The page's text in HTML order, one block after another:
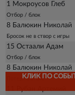
1 Мокроусов Глеб
Отбор / блок
8 Балюкин Николай
Бросок не в створ с игры
15 Остаали Адам
Отбор / блок
8 Балюкин Николай
Потеря в атаке
КЛИК ПО